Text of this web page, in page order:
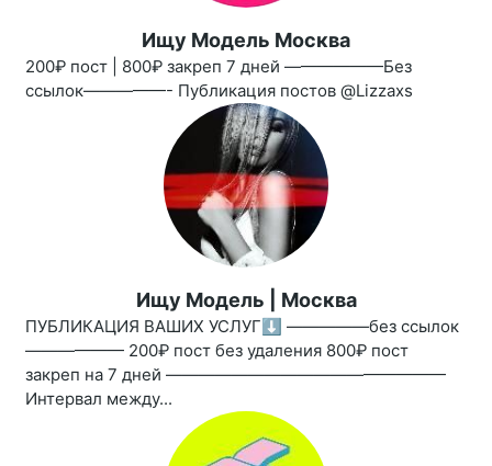
Ищу Модель Москва
200₽ пост | 800₽ закреп 7 дней ——————Без
ссылок—————- Публикация постов @Lizzaxs
Ищу Модель | Москва
ПУБЛИКАЦИЯ ВАШИХ УСЛУГ⬇️ —————без ссылок
—————— 200₽ пост без удаления 800₽ пост
закреп на 7 дней —————————————————
Интервал между...